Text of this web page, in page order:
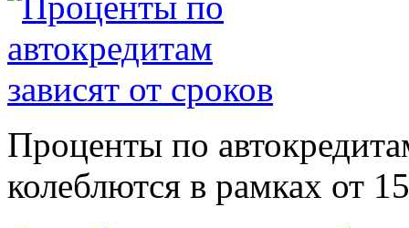
Проценты по
колеблются в рамках от